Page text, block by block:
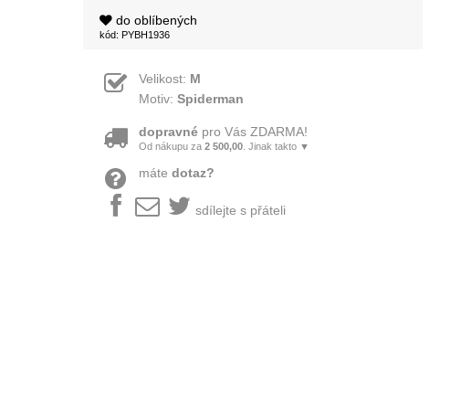
do oblíbených
kód: PYBH1936
Velikost: M
Motiv:Spiderman
dopravné pro Vás ZDARMA!
Od nákupu za2 500,00 . Jinak takto ▼
mátedotaz?
sdílejte s přáteli